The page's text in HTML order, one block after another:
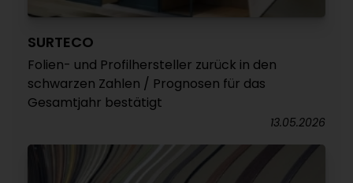
SURTECO
Folien- und Profilhersteller zurück in den
schwarzen Zahlen / Prognosen für das
Gesamtjahr bestätigt
13.05.2026